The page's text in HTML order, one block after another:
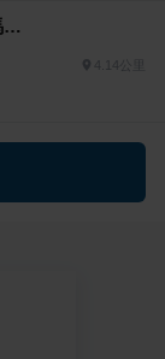
思茶MissingTea手作飲品 新竹馬偕店
4.14公里